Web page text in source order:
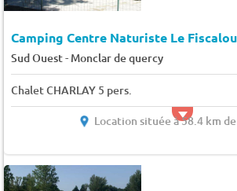
Camping Centre Naturiste Le
Sud Ouest- Monclar de quercy
Chalet CHARLAY 5 pers.
Location située à 58.4 km